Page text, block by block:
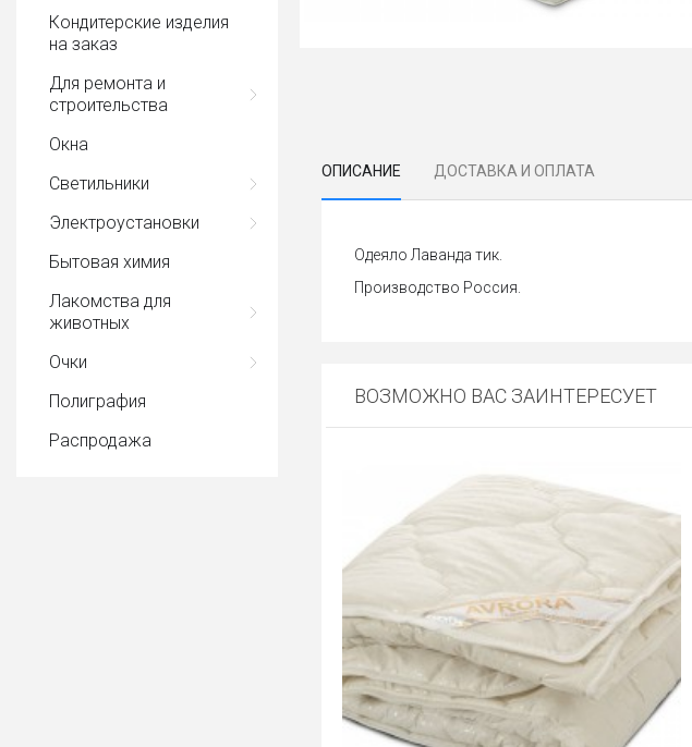
Кондитерские изделия
на заказ
Для ремонта и
строительства
Окна
Светильники
Электроустановки
Бытовая химия
Лакомства для
животных
Очки
Полиграфия
Распродажа
ОПИСАНИЕ
ДОСТАВКА И ОПЛАТА
Одеяло Лаванда тик.
Производство Россия.
ВОЗМОЖНО ВАС ЗАИНТЕРЕСУЕТ